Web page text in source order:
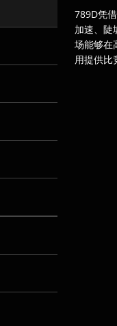
789D凭
加速、陡
场能够在
用提供比